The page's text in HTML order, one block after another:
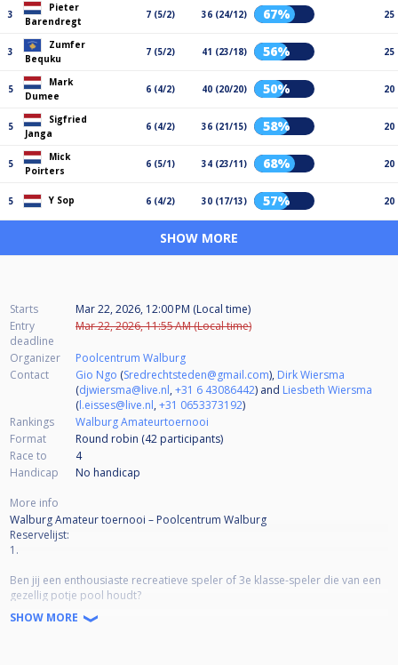
3
Pieter
Barendregt
7 (5/2) 36 (24/12) 67% 25
3
Zumfer
Bequku
7 (5/2) 41 (23/18) 56% 25
5
Mark
Dumee
6 (4/2) 40 (20/20) 50% 20
5
Sigfried
Janga
6 (4/2) 36 (21/15) 58% 20
5
Mick
Poirters
6 (5/1) 34 (23/11) 68% 20
5 Y Sop 6 (4/2) 30 (17/13) 57% 20
SHOW MORE
Starts
Mar 22, 2026, 12:00 PM (Local time)
Entry
deadline
Mar 22, 2026, 11:55 AM (Local time)
Organizer
Poolcentrum Walburg
Contact
Gio Ngo (Sredrechtsteden@gmail.com), Dirk Wiersma
(djwiersma@live.nl,+31 6 43086442) and Liesbeth Wiersma
(l.eisses@live.nl,+31 0653373192)
Rankings
Walburg Amateurtoernooi
Format
Round robin (42 participants)
Race to
4
Handicap
No handicap
More info
Walburg Amateur toernooi – Poolcentrum Walburg
Reservelijst:
1.
Ben jij een enthousiaste recreatieve speler of 3e klasse-speler die van een
gezellig potje pool houdt?
Dan is het Walburg Amateur toernooi precies wat je zoekt!
Een laagdrempelig toernooi, bedoeld voor spelers die vooral willen
SHOW MORE